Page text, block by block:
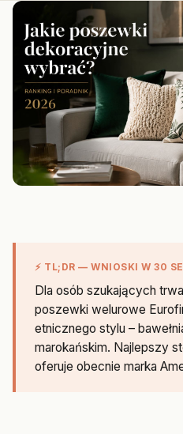
⚡ TL;DR — WNIOSKI W 30
Dla osób szukających
poszewki welurowe
etnicznego stylu –
marokańskim. Najlepszy
oferuje obecnie marka